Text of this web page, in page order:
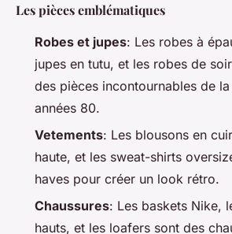
Les pièces emblématiques
Robes et jupes: Les robes à
jupes en tutu, et les robes de
des pièces incontournables de
années 80.
Vetements: Les blousons en
haute, et les sweat-shirts
haves pour créer un look rétro.
Chaussures: Les baskets Nike,
hauts, et les loafers sont des